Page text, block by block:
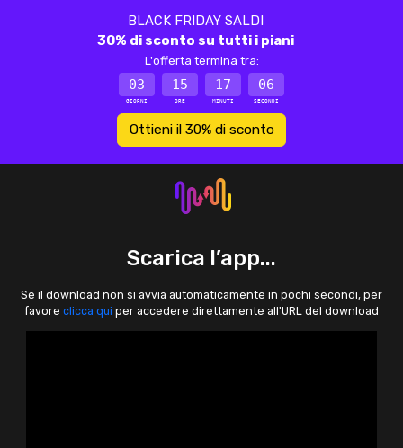
BLACK FRIDAY SALDI
30% di sconto su tutti i piani
L'offerta termina tra:
03
GIORNI
15
ORE
17
MINUTI
06
SECONDI
Ottieni il 30% di sconto
Scarica l’app...
Se il download non si avvia automaticamente in pochi secondi, per
favore clicca qui per accedere direttamente all'URL del download